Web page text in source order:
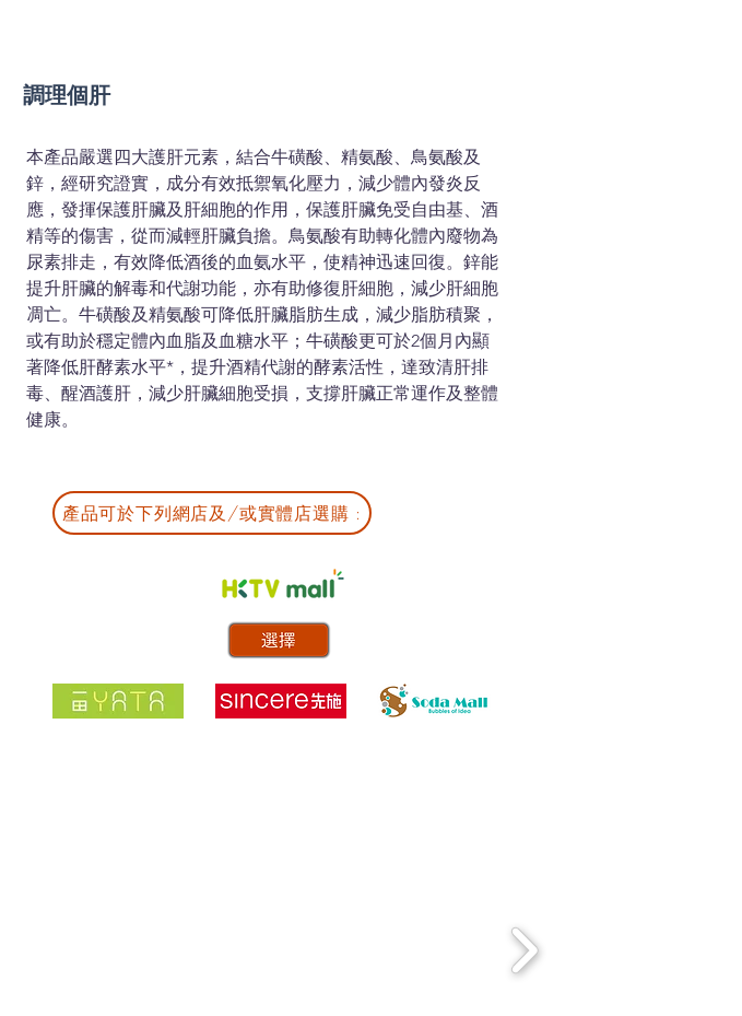
調理個肝
本產品嚴選四大護肝元素，結合牛磺酸、精氨酸、鳥氨酸及
鋅，經研究證實，成分有效抵禦氧化壓力，減少體內發炎反
應，發揮保護肝臟及肝細胞的作用，保護肝臟免受自由基、酒
精等的傷害，從而減輕肝臟負擔。鳥氨酸有助轉化體內廢物為
尿素排走，有效降低酒後的血氨水平，使精神迅速回復。鋅能
提升肝臟的解毒和代謝功能，亦有助修復肝細胞，減少肝細胞
凋亡。牛磺酸及精氨酸可降低肝臟脂肪生成，減少脂肪積聚，
或有助於穩定體內血脂及血糖水平；牛磺酸更可於2個月內顯
著降低肝酵素水平*，提升酒精代謝的酵素活性，達致清肝排
毒、醒酒護肝，減少肝臟細胞受損，支撐肝臟正常運作及整體
健康。
產品可於下列網店及/或實體店選購 :